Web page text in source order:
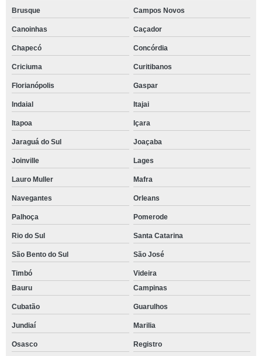
Brusque Campos Novos
Canoinhas Caçador
Chapecó Concórdia
Criciuma Curitibanos
Florianópolis Gaspar
Indaial Itajai
Itapoa Içara
Jaraguá do Sul Joaçaba
Joinville Lages
Lauro Muller Mafra
Navegantes Orleans
Palhoça Pomerode
Rio do Sul Santa Catarina
São Bento do Sul São José
Timbó
Videira
Bauru
Campinas
Cubatão Guarulhos
Jundiaí Marilia
Osasco Registro